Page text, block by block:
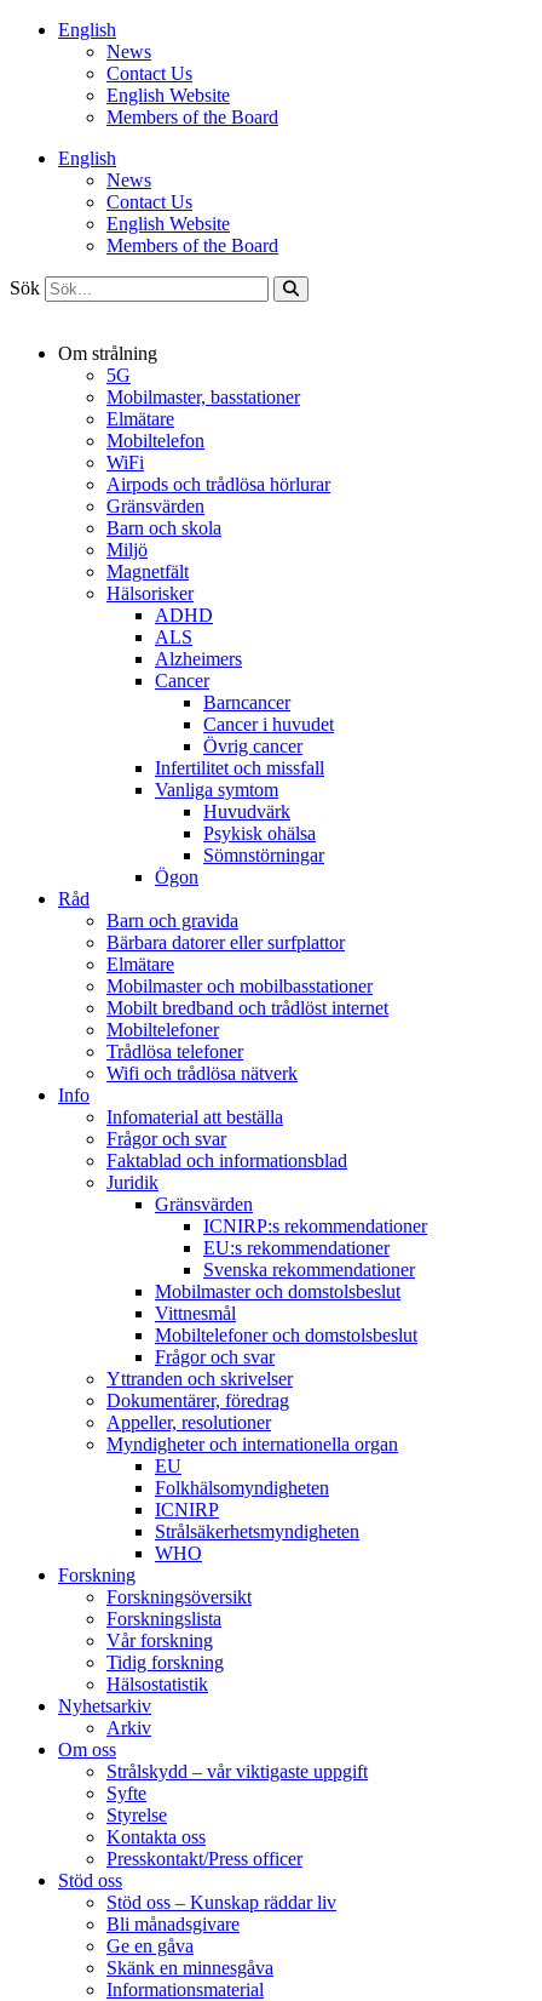
HoppaEnglish
News
Contact Us
English Website
Members of the Board
English
News
Contact Us
English Website
Members of the Board
Sök
Om strålning
5G
Mobilmaster, basstationer
Elmätare
Mobiltelefon
WiFi
Airpods och trådlösa hörlurar
Gränsvärden
Barn och skola
Miljö
Magnetfält
Hälsorisker
ADHD
ALS
Alzheimers
Cancer
Barncancer
Cancer i huvudet
Övrig cancer
Infertilitet och missfall
Vanliga symtom
Huvudvärk
Psykisk ohälsa
Sömnstörningar
Ögon
Råd
Barn och gravida
Bärbara datorer eller surfplattor
Elmätare
Mobilmaster och mobilbasstationer
Mobilt bredband och trådlöst internet
Mobiltelefoner
Trådlösa telefoner
Wifi och trådlösa nätverk
Info
Infomaterial att beställa
Frågor och svar
Faktablad och informationsblad
Juridik
Gränsvärden
ICNIRP:s rekommendationer
EU:s rekommendationer
Svenska rekommendationer
Mobilmaster och domstolsbeslut
Vittnesmål
Mobiltelefoner och domstolsbeslut
Frågor och svar
Yttranden och skrivelser
Dokumentärer, föredrag
Appeller, resolutioner
Myndigheter och internationella organ
EU
Folkhälsomyndigheten
ICNIRP
Strålsäkerhetsmyndigheten
WHO
Forskning
Forskningsöversikt
Forskningslista
Vår forskning
Tidig forskning
Hälsostatistik
Nyhetsarkiv
Arkiv
Om oss
Strålskydd – vår viktigaste uppgift
Syfte
Styrelse
Kontakta oss
Presskontakt/Press officer
Stöd oss
Stöd oss – Kunskap räddar liv
Bli månadsgivare
Ge en gåva
Skänk en minnesgåva
Informationsmaterial